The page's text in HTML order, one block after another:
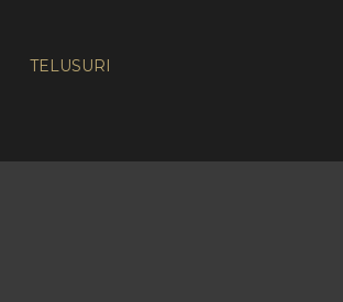
TELUSURI